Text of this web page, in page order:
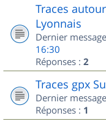
Traces
Lyonnais
Dernier
16:30
Réponses : 2
Traces gpx
Dernier
Réponses : 1